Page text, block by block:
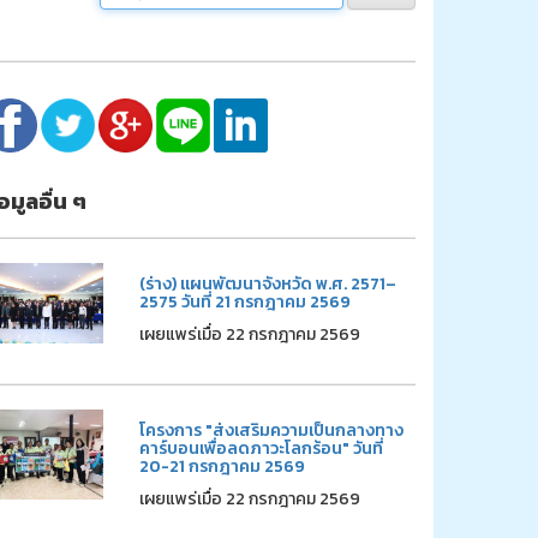
มูลอื่น ๆ
(ร่าง) แผนพัฒนาจังหวัด พ.ศ. 2571–
2575 วันที่ 21 กรกฎาคม 2569
เผยแพร่เมื่อ 22 กรกฎาคม 2569
โครงการ "ส่งเสริมความเป็นกลางทาง
คาร์บอนเพื่อลดภาวะโลกร้อน" วันที่
20-21 กรกฎาคม 2569
เผยแพร่เมื่อ 22 กรกฎาคม 2569